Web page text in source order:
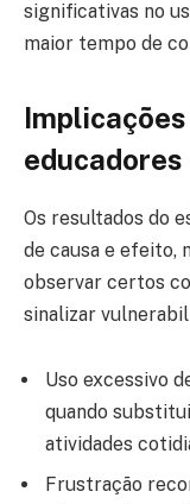
significativas no
maior tempo de
educadores
Os resultados do
de causa e efeito,
observar certos
sinalizar
Uso excessivo
quando
atividades
Frustração